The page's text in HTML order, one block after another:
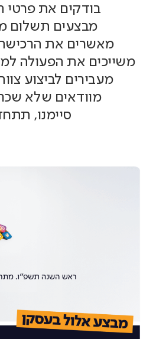
בודקים את פרטי
מבצעים תשלום
מאשרים את
משייכים את הפעולה
מעבירים לביצוע
מוודאים שלא
סיימנו,